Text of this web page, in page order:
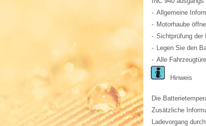
- Allgemeine
- Motorhaube
- Sichtprüfung
- Legen Sie den
- Alle
Hinweis
Die
Zusätzliche
Ladevorgang